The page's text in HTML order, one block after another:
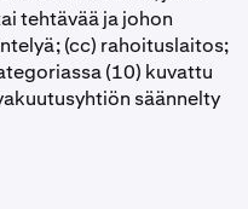
tehtävää ja johon
(cc) rahoituslaitos;
(10) kuvattu
säännelty